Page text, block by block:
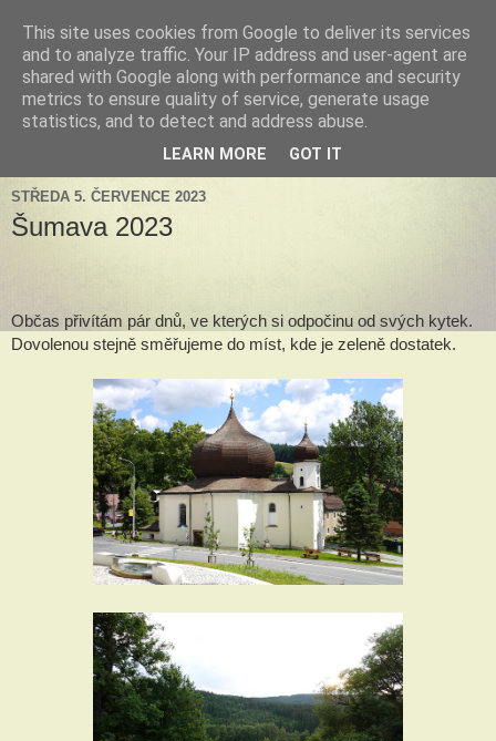
Tillandsia za okny
Tillandsie a další zelená havěť která s námi může žít v bytě,
k našim velkým radostem, nebo také starostem.
STŘEDA 5. ČERVENCE 2023
Šumava 2023
Občas přivítám pár dnů, ve kterých si odpočinu od svých kytek.
Dovolenou stejně směřujeme do míst, kde je zeleně dostatek.
This site uses cookies from Google to deliver its services
and to analyze traffic. Your IP address and user-agent are
shared with Google along with performance and security
metrics to ensure quality of service, generate usage
statistics, and to detect and address abuse.
LEARN MORE GOT IT